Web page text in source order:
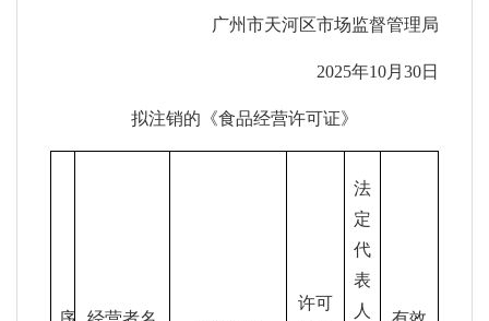
广州市天河区市场监督管理局
2025年10月30日
拟注销的《食品经营许可证》
许可
法
定
代
表
人